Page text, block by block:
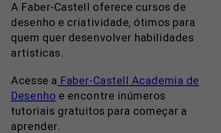
A Faber-Castell oferece cursos de
desenho e criatividade, ótimos para
quem quer desenvolver habilidades
artísticas.
Acesse a Faber-Castell Academia de
Desenho e encontre inúmeros
tutoriais gratuitos para começar a
aprender.